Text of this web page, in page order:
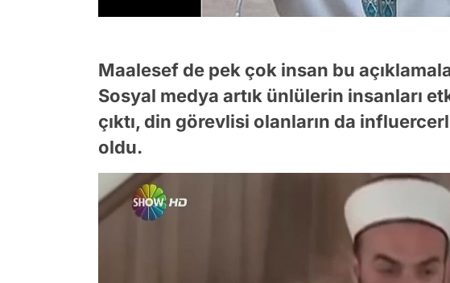
Maalesef de pek çok insan bu
Sosyal medya artık ünlülerin insanları
çıktı, din görevlisi olanların da
oldu.